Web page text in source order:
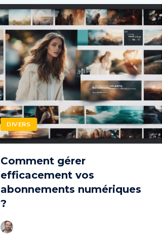
DIVERS
Comment gérer
efficacement vos
abonnements numériques
?